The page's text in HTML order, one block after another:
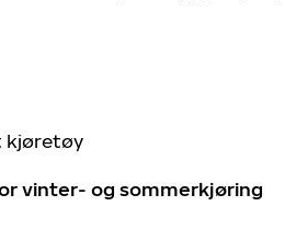
kjøretøy
vinter- og sommerkjøring